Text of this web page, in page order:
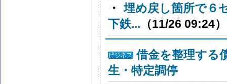
・ 埋め戻し箇所で６
下鉄... （11/26 09:24）
借金を整理する
生・特定調停